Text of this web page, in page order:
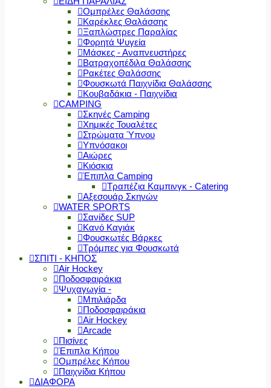
Ομπρέλες Θαλάσσης
Καρέκλες Θαλάσσης
Ξαπλώστρες Παραλίας
Φορητά Ψυγεία
Μάσκες - Αναπνευστήρες
Βατραχοπέδιλα Θαλάσσης
Ρακέτες Θαλάσσης
Φουσκωτά Παιχνίδια Θαλάσσης
Κουβαδάκια - Παιχνίδια
CAMPING
Σκηνές Camping
Χημικές Τουαλέτες
Στρώματα Ύπνου
Υπνόσακοι
Αιώρες
Κιόσκια
Έπιπλα Camping
Τραπέζια Καμπινγκ - Catering
Αξεσουάρ Σκηνών
WATER SPORTS
Σανίδες SUP
Κανό Καγιάκ
Φουσκωτές Βάρκες
Τρόμπες για Φουσκωτά
ΣΠΙΤΙ - ΚΗΠΟΣ
Air Hockey
Ποδοσφαιράκια
Ψυχαγωγία -
Μπιλιάρδα
Ποδοσφαιράκια
Air Hockey
Arcade
Πισίνες
Έπιπλα Κήπου
Ομπρέλες Κήπου
Παιχνίδια Κήπου
ΔΙΑΦΟΡΑ